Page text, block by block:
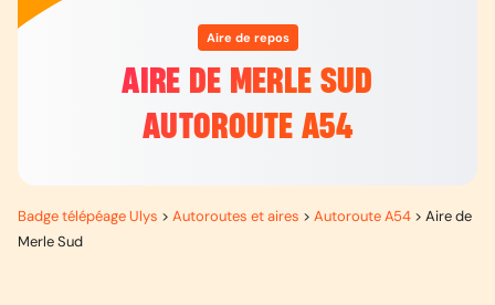
Aire de repos
AIRE DE MERLE SUD
AUTOROUTE A54
Badge télépéage Ulys > Autoroutes et aires > Autoroute A54 > Aire de
Merle Sud